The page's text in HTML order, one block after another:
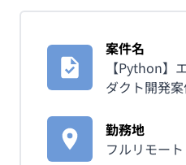
案件名
【Python】
ダクト開発
勤務地
フルリモート